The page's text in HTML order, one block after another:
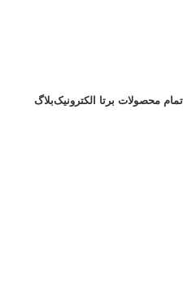
تمام محصولات برتا الکترونیکبلاگ